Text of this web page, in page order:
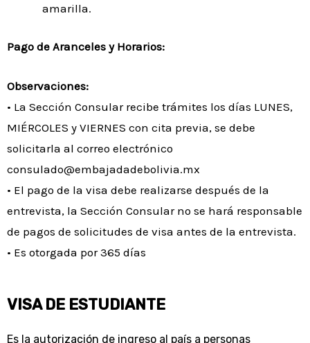
amarilla.
Pago de Aranceles y Horarios:
Observaciones:
• La Sección Consular recibe trámites los días LUNES,
MIÉRCOLES y VIERNES con cita previa, se debe
solicitarla al correo electrónico
consulado@embajadadebolivia.mx
• El pago de la visa debe realizarse después de la
entrevista, la Sección Consular no se hará responsable
de pagos de solicitudes de visa antes de la entrevista.
• Es otorgada por 365 días
VISA DE ESTUDIANTE
Es la autorización de ingreso al país a personas